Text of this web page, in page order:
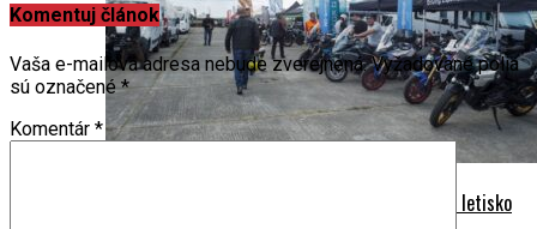
REPORTÁŽ: Mototest Camp 2026 – Trenčianske letisko
Komentuj článok
Vaša e-mailová adresa nebude zverejnená. Vyžadované polia
sú označené*
Komentár *